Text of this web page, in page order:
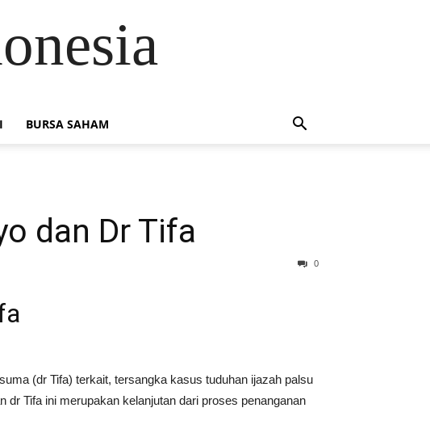
BURSA SAHAM
dan Dr Tifa
0
(dr Tifa) terkait, tersangka kasus tuduhan ijazah palsu
Tifa ini merupakan kelanjutan dari proses penanganan